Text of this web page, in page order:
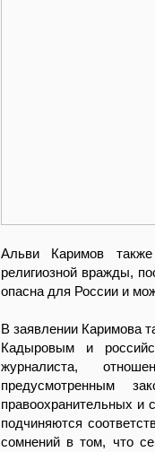
Альви Каримов
религиозной вражды,
опасна для России и
В заявлении Каримова
Кадыровым и
журналиста,
предусмотренным
правоохранительных и
подчиняются
сомнений в том, что